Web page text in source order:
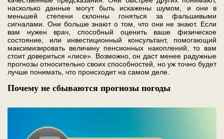
насколько данные могут быть искажены шумом, и они в
меньшей степени склонны гоняться за фальшивыми
сигналами. Они больше знают о том, что они не знают. Если
вам нужен врач, способный оценить ваше физическое
состояние, или инвестиционный консультант, помогающий
максимизировать величину пенсионных накоплений, то вам
стоит довериться «лисе». Возможно, он даст менее радужные
прогнозы относительно своих способностей, но уж точно будет
лучше понимать, что происходит на самом деле.
Почему не сбываются прогнозы погоды